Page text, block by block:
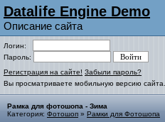
Datalife Engine Demo
Описание сайта
Логин:
Пароль:
Регистрация на сайте! Забыли пароль?
Вы просматриваете мобильную версию сайта.
Рамка для фотошопа - Зима
Категория: Фотошоп » Рамки для Фотошопа